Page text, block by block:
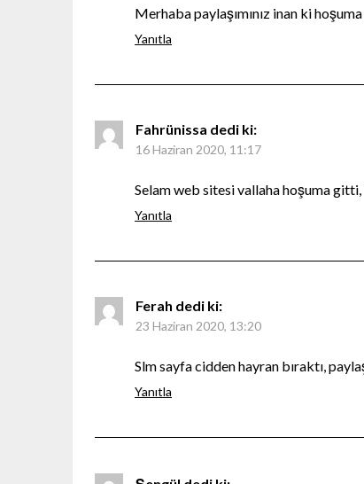
Merhaba paylaşımınız inan ki
Yanıtla
Fahrünissa dedi ki:
16 Haziran 2020, 11:17
Selam web sitesi vallaha hoşuma
Yanıtla
Ferah dedi ki:
23 Haziran 2020, 13:20
Slm sayfa cidden hayran bıraktı,
Yanıtla